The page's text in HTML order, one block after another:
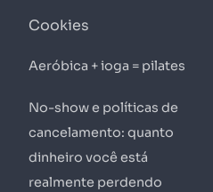
Cookies
Aeróbica + ioga = pilates
No-show e políticas de
cancelamento: quanto
dinheiro você está
realmente perdendo